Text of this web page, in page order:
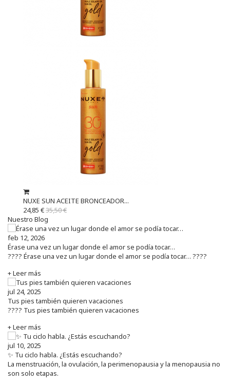
NUXE SUN ACEITE BRONCEADOR...
24,85 €35,50 €
Nuestro Blog
feb 12, 2026
Érase una vez un lugar donde el amor se podía tocar…
???? Érase una vez un lugar donde el amor se podía tocar… ????
+ Leer más
jul 24, 2025
Tus pies también quieren vacaciones
???? Tus pies también quieren vacaciones
+ Leer más
jul 10, 2025
✨ Tu ciclo habla. ¿Estás escuchando?
La menstruación, la ovulación, la perimenopausia y la menopausia no
son solo etapas.